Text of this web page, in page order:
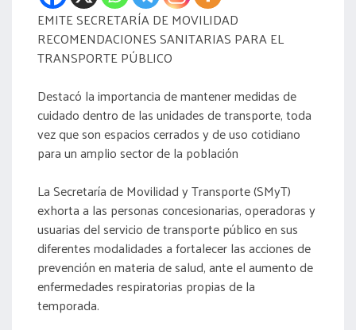
EMITE SECRETARÍA DE MOVILIDAD
RECOMENDACIONES SANITARIAS PARA EL
TRANSPORTE PÚBLICO
Destacó la importancia de mantener medidas de
cuidado dentro de las unidades de transporte, toda
vez que son espacios cerrados y de uso cotidiano
para un amplio sector de la población
La Secretaría de Movilidad y Transporte (SMyT)
exhorta a las personas concesionarias, operadoras y
usuarias del servicio de transporte público en sus
diferentes modalidades a fortalecer las acciones de
prevención en materia de salud, ante el aumento de
enfermedades respiratorias propias de la
temporada.